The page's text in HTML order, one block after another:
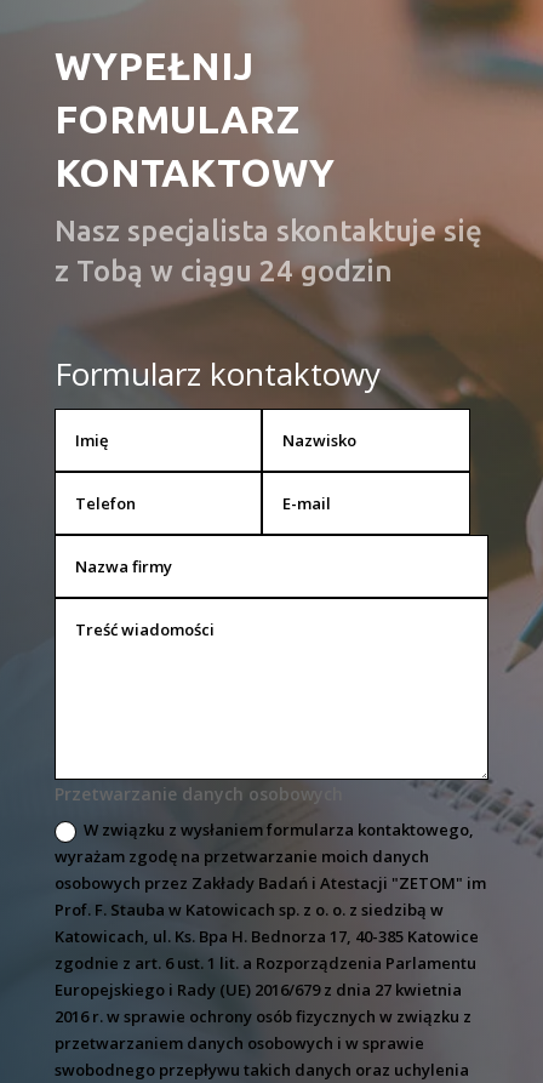
WYPEŁNIJ
FORMULARZ
KONTAKTOWY
Nasz specjalista skontaktuje się
z Tobą w ciągu 24 godzin
Formularz kontaktowy
Przetwarzanie danych osobowych
W związku z wysłaniem formularza kontaktowego,
wyrażam zgodę na przetwarzanie moich danych
osobowych przez Zakłady Badań i Atestacji "ZETOM" im
Prof. F. Stauba w Katowicach sp. z o. o. z siedzibą w
Katowicach, ul. Ks. Bpa H. Bednorza 17, 40-385 Katowice
zgodnie z art. 6 ust. 1 lit. a Rozporządzenia Parlamentu
Europejskiego i Rady (UE) 2016/679 z dnia 27 kwietnia
2016 r. w sprawie ochrony osób fizycznych w związku z
przetwarzaniem danych osobowych i w sprawie
swobodnego przepływu takich danych oraz uchylenia